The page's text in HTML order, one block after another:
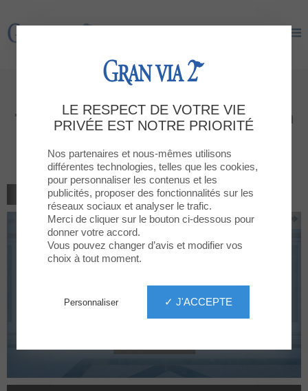
Gran Via 2
tota la colecció no acumulable a
promocions o descomptes
existents
RETOUR À LA LISTE
LE RESPECT DE VOTRE VIE
PRIVÉE EST NOTRE PRIORITÉ
Nos partenaires et nous-mêmes utilisons
différentes technologies, telles que les cookies,
pour personnaliser les contenus et les
publicités, proposer des fonctionnalités sur les
réseaux sociaux et analyser le trafic.
Merci de cliquer sur le bouton ci-dessous pour
donner votre accord.
Vous pouvez changer d’avis et modifier vos
choix à tout moment.
✓ J'ACCEPTE
Personnaliser